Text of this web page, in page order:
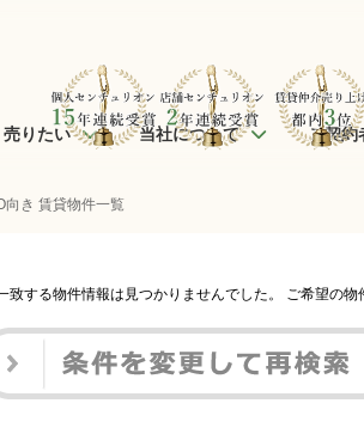
売りたい 当社について ご契約
向き 賃貸物件一覧
致する物件情報は見つかりませんでした。 ご希望の